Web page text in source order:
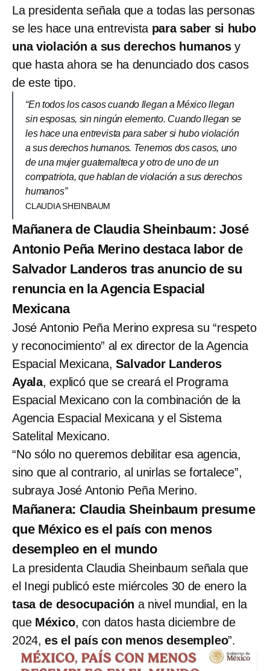
La presidenta señala que a todas las personas
se les hace una entrevista para saber si hubo
una violación a sus derechos humanosy
que hasta ahora se ha denunciado dos casos
de este tipo.
“En todos los casos cuando llegan a México llegan
sin esposas, sin ningún elemento. Cuando llegan se
les hace una entrevista para saber si hubo violación
a sus derechos humanos. Tenemos dos casos, uno
de una mujer guatemalteca y otro de uno de un
compatriota, que hablan de violación a sus derechos
humanos”
CLAUDIA SHEINBAUM
Mañanera de Claudia Sheinbaum: José
Antonio Peña Merino destaca labor de
Salvador Landeros tras anuncio de su
renuncia en la Agencia Espacial
Mexicana
José Antonio Peña Merino expresa su “respeto
y reconocimiento” al ex director de la Agencia
Espacial Mexicana,Salvador Landeros
Ayala, explicó que se creará el Programa
Espacial Mexicano con la combinación de la
Agencia Espacial Mexicana y el Sistema
Satelital Mexicano.
“No sólo no queremos debilitar esa agencia,
sino que al contrario, al unirlas se fortalece”,
subraya José Antonio Peña Merino.
Mañanera: Claudia Sheinbaum presume
que México es el país con menos
desempleo en el mundo
La presidenta Claudia Sheinbaum señala que
el Inegi publicó este miércoles 30 de enero la
tasa de desocupación a nivel mundial, en la
que México, con datos hasta diciembre de
2024,es el país con menos desempleo”.